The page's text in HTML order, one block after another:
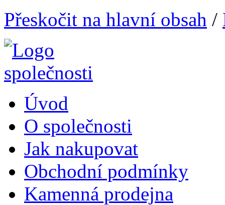
Přeskočit na hlavní obsah /
Úvod
O společnosti
Jak nakupovat
Obchodní podmínky
Kamenná prodejna